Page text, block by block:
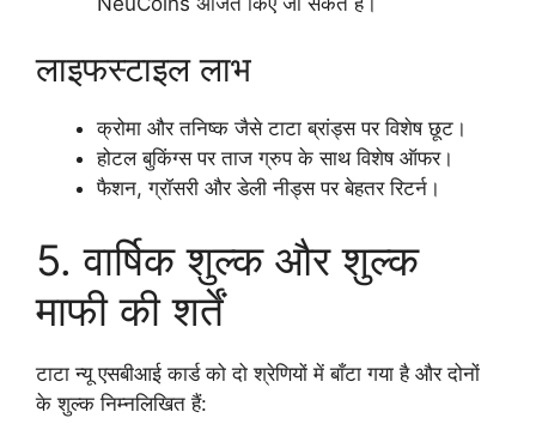
लाइफस्टाइल लाभ
क्रोमा और तनिष्क जैसे टाटा ब्रांड्स पर विशेष छूट।
होटल बुकिंग्स पर ताज ग्रुप के साथ विशेष ऑफर।
फैशन, ग्रॉसरी और डेली नीड्स पर बेहतर रिटर्न।
5. वार्षिक शुल्क और शुल्क
माफी की शर्तें
टाटा न्यू एसबीआई कार्ड को दो श्रेणियों में बाँटा गया है और दोनों
के शुल्क निम्नलिखित हैं: